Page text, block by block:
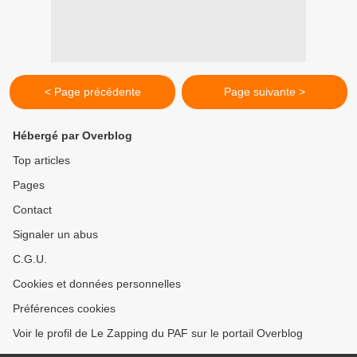
< Page précédente Page suivante >
Hébergé par Overblog
Top articles
Pages
Contact
Signaler un abus
C.G.U.
Cookies et données personnelles
Préférences cookies
Voir le profil de Le Zapping du PAF sur le portail Overblog